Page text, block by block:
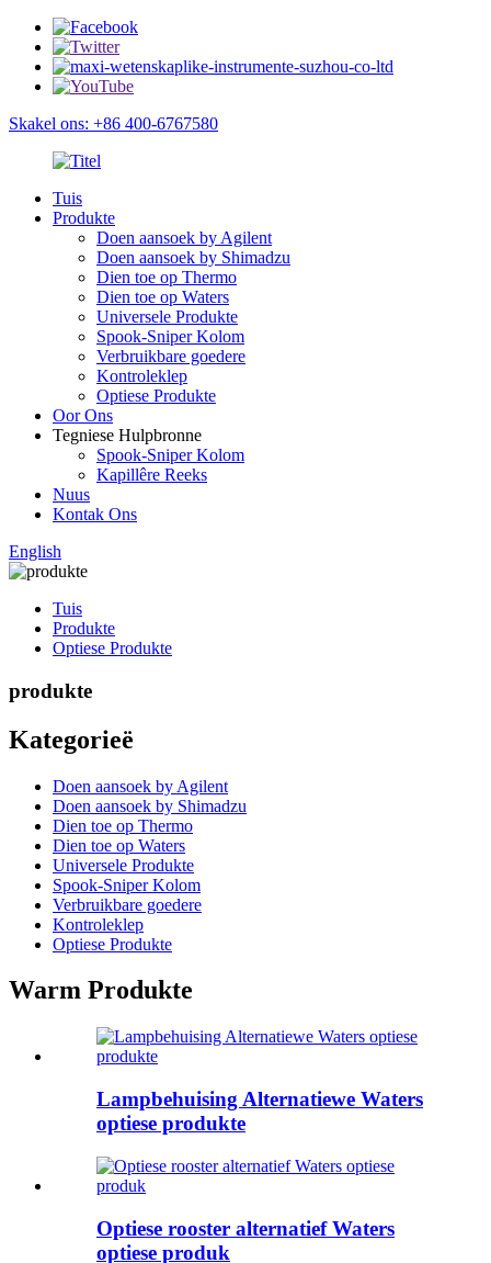
Skakel ons: +86 400-6767580
Tuis
Produkte
Doen aansoek by Agilent
Doen aansoek by Shimadzu
Dien toe op Thermo
Dien toe op Waters
Universele Produkte
Spook-Sniper Kolom
Verbruikbare goedere
Kontroleklep
Optiese Produkte
Oor Ons
Tegniese Hulpbronne
Spook-Sniper Kolom
Kapillêre Reeks
Nuus
Kontak Ons
English
Tuis
Produkte
Optiese Produkte
produkte
Kategorieë
Doen aansoek by Agilent
Doen aansoek by Shimadzu
Dien toe op Thermo
Dien toe op Waters
Universele Produkte
Spook-Sniper Kolom
Verbruikbare goedere
Kontroleklep
Optiese Produkte
Warm Produkte
Lampbehuising Alternatiewe Waters
optiese produkte
Optiese rooster alternatief Waters
optiese produk